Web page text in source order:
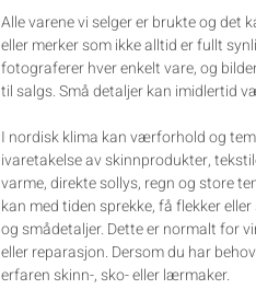
Alle varene vi selger er brukte og det
eller merker som ikke alltid er fullt
fotograferer hver enkelt vare, og
til salgs. Små detaljer kan imidlertid
I nordisk klima kan værforhold og
ivaretakelse av skinnprodukter,
varme, direkte sollys, regn og store
kan med tiden sprekke, få flekker
og smådetaljer. Dette er normalt for
eller reparasjon. Dersom du har
erfaren skinn-, sko- eller lærmaker.